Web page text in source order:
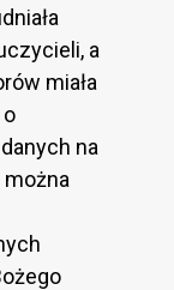
a
miała
na